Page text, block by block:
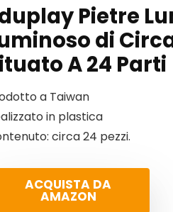
Pietre
di
A 24 Parti
a Taiwan
in plastica
circa 24 pezzi.
ACQUISTA DA
AMAZON